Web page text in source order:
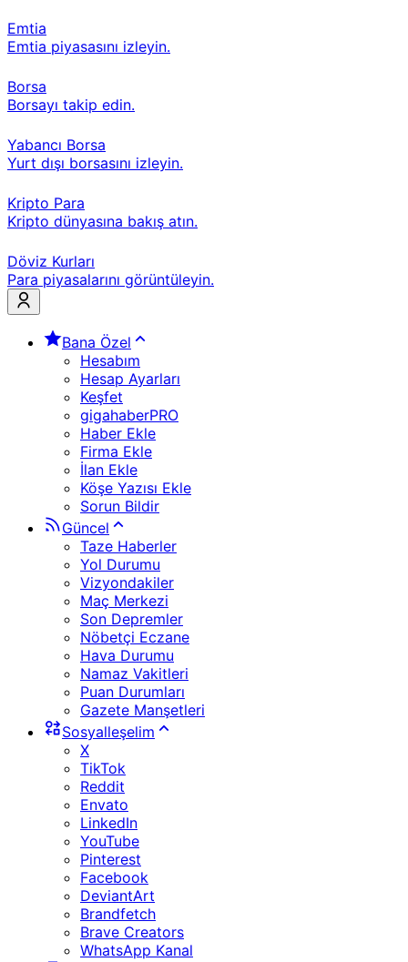
Emtia
Emtia piyasasını izleyin.
Borsa
Borsayı takip edin.
Yabancı Borsa
Yurt dışı borsasını izleyin.
Kripto Para
Kripto dünyasına bakış atın.
Döviz Kurları
Para piyasalarını görüntüleyin.
Bana Özel
Hesabım
Hesap Ayarları
Keşfet
gigahaberPRO
Haber Ekle
Firma Ekle
İlan Ekle
Köşe Yazısı Ekle
Sorun Bildir
Güncel
Taze Haberler
Yol Durumu
Vizyondakiler
Maç Merkezi
Son Depremler
Nöbetçi Eczane
Hava Durumu
Namaz Vakitleri
Puan Durumları
Gazete Manşetleri
Sosyalleşelim
X
TikTok
Reddit
Envato
LinkedIn
YouTube
Pinterest
Facebook
DeviantArt
Brandfetch
Brave Creators
WhatsApp Kanal